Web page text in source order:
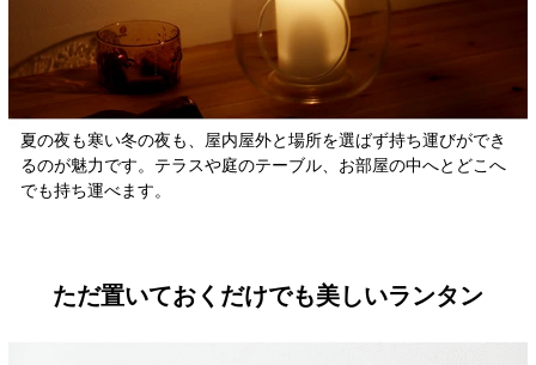
夏の夜も寒い冬の夜も、屋内屋外と場所を選ばず持ち運びができ
るのが魅力です。テラスや庭のテーブル、お部屋の中へとどこへ
でも持ち運べます。
ただ置いておくだけでも美しいランタン